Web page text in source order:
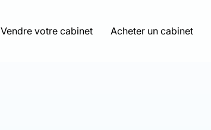
Vendre votre cabinet Acheter un cabinet